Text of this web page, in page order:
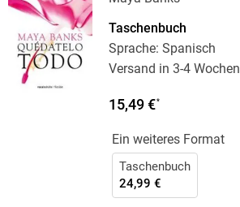
Taschenbuch
Sprache: Spanisch
Versand in 3-4 Wochen
15,49 €*
Ein weiteres Format
Taschenbuch
24,99 €